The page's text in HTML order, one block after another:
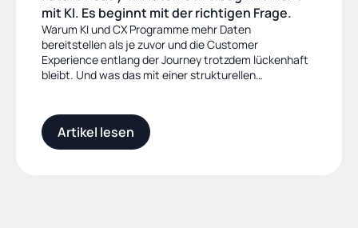
mit KI. Es beginnt mit der richtigen Frage.
Warum KI und CX Programme mehr Daten
bereitstellen als je zuvor und die Customer
Experience entlang der Journey trotzdem lückenhaft
bleibt. Und was das mit einer strukturellen
Artikel lesen